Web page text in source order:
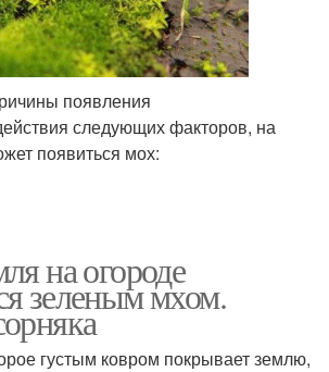
появления
следующих факторов, на
появиться мох:
на огороде
зеленым мхом.
густым ковром покрывает землю,